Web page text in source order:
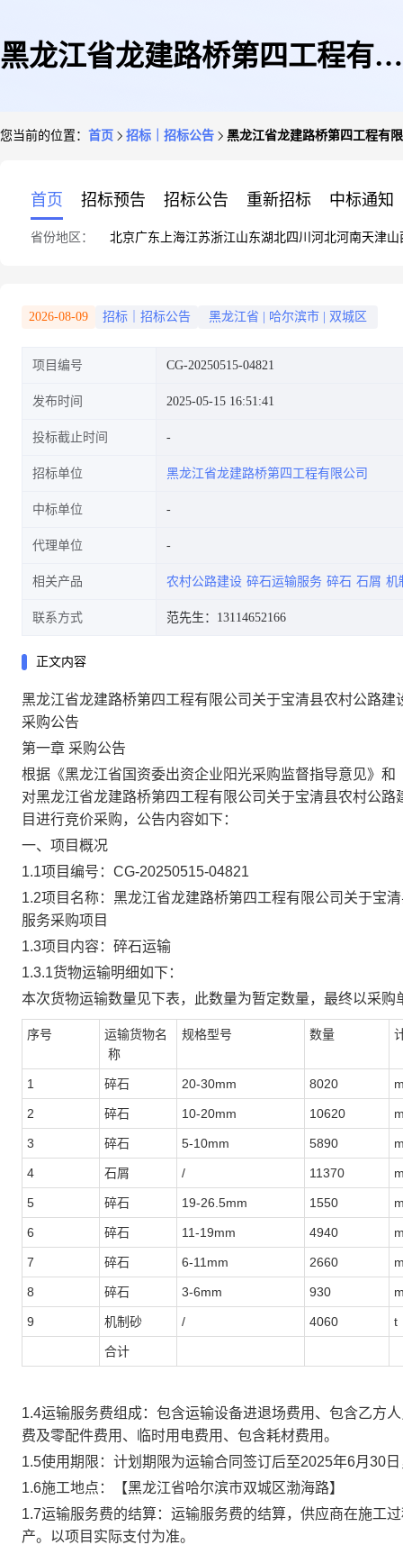
黑龙江省龙建路桥第四工程有限
目碎石运输服务采购项目采购公
您当前的位置： 首页 招标｜招标公告 黑龙江省龙建路桥第四工程有
首页 招标预告 招标公告 重新招标 中标通知
省份地区： 北京广东 上海江苏浙江山东湖北四川 河北河南天津山
2026-08-09 招标｜招标公告 黑龙江省 哈尔滨市 双城区
项目编号 CG-20250515-04821
发布时间 2025-05-15 16:51:41
投标截止时间
招标单位 黑龙江省龙建路桥第四工程有限公司
中标单位
代理单位
相关产品 农村公路建设 碎石运输服务 碎石 石屑 机
联系方式 范先生：13114652166
正文内容
黑龙江省龙建路桥第四工程有限公司关于宝清县农村公路
采购公告
第一章 采购公告
根据《黑龙江省国资委出资企业阳光采购监督指导意见》和
对黑龙江省龙建路桥第四工程有限公司关于宝清县农村公
目进行竞价采购，公告内容如下：
一、项目概况
1.1项目编号 ： CG-20250515-04821
1.2项目名称： 黑龙江省龙建路桥第四工程有限公司关于宝
服务采购项目
1.3项目 内容： 碎石运输
1.3.1货物运输明细如下：
本次货物运输数量见下表，此数量为暂定数量，最终以采购
序号
运输货物名
称
规格型号 数量
1 碎石 20-30mm 8020
2 碎石 10-20mm 10620
3 碎石 5-10mm 5890
4 石屑 / 11370
5 碎石 19-26.5mm 1550
6 碎石 11-19mm 4940
7 碎石 6-11mm 2660
8 碎石 3-6mm 930
9 机制砂 / 4060 t
合计
1.4运输服务费组成：包含运输设备进退场费用、包含乙方
费及零配件费用、临时用电费用、包含耗材费用。
1.5使用期限：计划期限为运输合同签订后至2025年6月30
1.6施工地点：【黑龙江省哈尔滨市双城区渤海路】
1.7运输服务费的结算：运输服务费的结算，供应商在施工
产。以项目实际支付为准。